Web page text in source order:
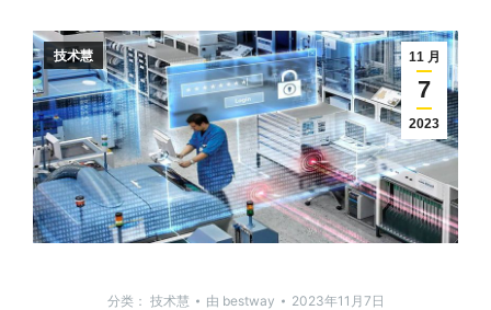
11 月
7
2023
技术慧
分类： 技术慧 由 bestway
2023年11月7日